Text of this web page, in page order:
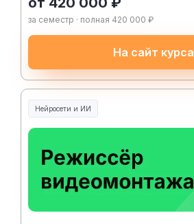
за семестр · полная 420 000 ₽
На сайт курса
Нейросети и ИИ
Нейросети и искусственный интеллект